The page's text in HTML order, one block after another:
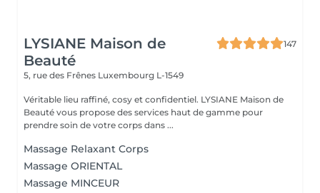
LYSIANE Maison de
Beauté
147
5, rue des Frênes Luxembourg L-1549
Véritable lieu raffiné, cosy et confidentiel. LYSIANE Maison de
Beauté vous propose des services haut de gamme pour
prendre soin de votre corps dans ...
Massage Relaxant Corps
Massage ORIENTAL
Massage MINCEUR